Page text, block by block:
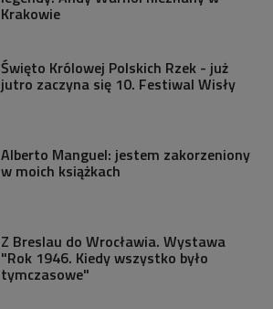
Krakowie
Święto Królowej Polskich Rzek - już
jutro zaczyna się 10. Festiwal Wisły
Alberto Manguel: jestem zakorzeniony
w moich książkach
Z Breslau do Wrocławia. Wystawa
"Rok 1946. Kiedy wszystko było
tymczasowe"